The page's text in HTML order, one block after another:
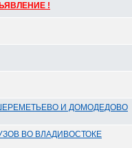
!
И ДОМОДЕДОВО
ВО ВЛАДИВОСТОКЕ